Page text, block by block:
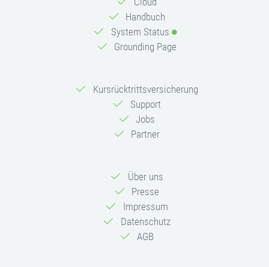
Handbuch
System Status
Grounding Page
Kursrücktrittsversicherung
Support
Jobs
Partner
Über uns
Presse
Impressum
Datenschutz
AGB